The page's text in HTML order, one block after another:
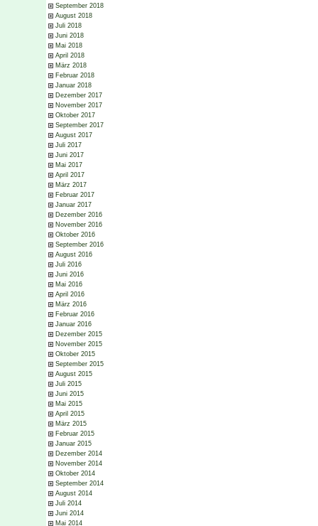
September 2018
August 2018
Juli 2018
Juni 2018
Mai 2018
April 2018
März 2018
Februar 2018
Januar 2018
Dezember 2017
November 2017
Oktober 2017
September 2017
August 2017
Juli 2017
Juni 2017
Mai 2017
April 2017
März 2017
Februar 2017
Januar 2017
Dezember 2016
November 2016
Oktober 2016
September 2016
August 2016
Juli 2016
Juni 2016
Mai 2016
April 2016
März 2016
Februar 2016
Januar 2016
Dezember 2015
November 2015
Oktober 2015
September 2015
August 2015
Juli 2015
Juni 2015
Mai 2015
April 2015
März 2015
Februar 2015
Januar 2015
Dezember 2014
November 2014
Oktober 2014
September 2014
August 2014
Juli 2014
Juni 2014
Mai 2014